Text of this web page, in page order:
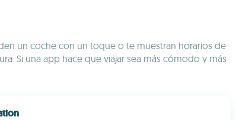
un coche con un toque o te muestran horarios de
Si una app hace que viajar sea más cómodo y más